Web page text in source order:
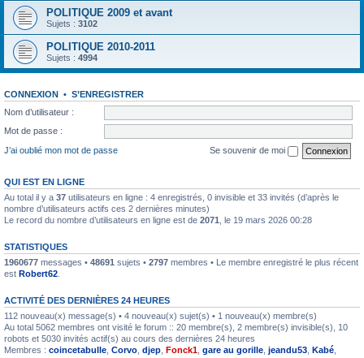
POLITIQUE 2009 et avant
Sujets : 3102
POLITIQUE 2010-2011
Sujets : 4994
CONNEXION • S’ENREGISTRER
Nom d’utilisateur :
Mot de passe :
J’ai oublié mon mot de passe
Se souvenir de moi
QUI EST EN LIGNE
Au total il y a 37 utilisateurs en ligne : 4 enregistrés, 0 invisible et 33 invités (d’après le
nombre d’utilisateurs actifs ces 2 dernières minutes)
Le record du nombre d’utilisateurs en ligne est de 2071 , le 19 mars 2026 00:28
STATISTIQUES
1960677 messages • 48691 sujets • 2797 membres • Le membre enregistré le plus récent
est Robert62
ACTIVITÉ DES DERNIÈRES 24 HEURES
112 nouveau(x) message(s) • 4 nouveau(x) sujet(s) • 1 nouveau(x) membre(s)
Au total 5062 membres ont visité le forum :: 20 membre(s), 2 membre(s) invisible(s), 10
robots et 5030 invités actif(s) au cours des dernières 24 heures
Membres : coincetabulle Corvo djep Fonck1 gare au gorille jeandu53 Kabé